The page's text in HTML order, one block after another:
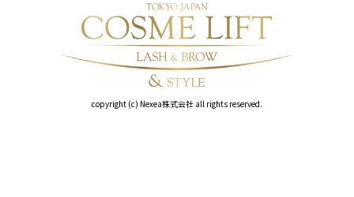
copyright (c) Nexea株式会社 all rights reserved.